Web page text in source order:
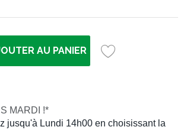
AU PANIER
MARDI !*
jusqu'à Lundi 14h00 en choisissant la